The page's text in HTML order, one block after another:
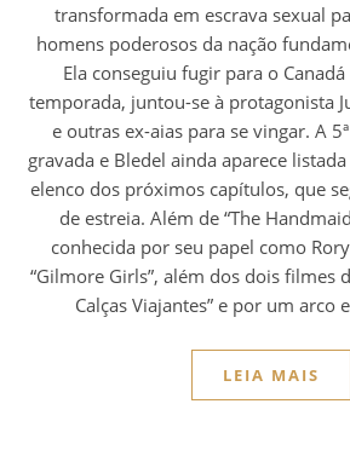
transformada em escrava sexual
homens poderosos da nação
Ela conseguiu fugir para o
temporada, juntou-se à protagonista
e outras ex-aias para se vingar. A
gravada e Bledel ainda aparece
elenco dos próximos capítulos, que
de estreia. Além de “The
conhecida por seu papel como
“Gilmore Girls”, além dos dois filmes
Calças Viajantes” e por um arco
LEIA MAIS